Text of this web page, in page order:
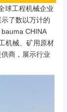
工程机械企业
了数以万计的
CHINA
机械、矿用原材
商，展示行业